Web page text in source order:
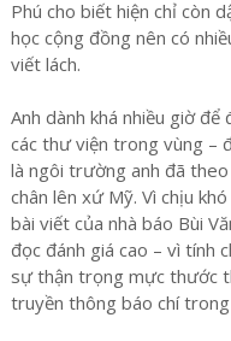
Phú cho biết hiện chỉ còn
học cộng đồng nên có
viết lách.
Anh dành khá nhiều giờ
các thư viện trong vùng –
là ngôi trường anh đã
chân lên xứ Mỹ. Vì chịu
bài viết của nhà báo Bùi
đọc đánh giá cao – vì tính
sự thận trọng mực thước
truyền thông báo chí